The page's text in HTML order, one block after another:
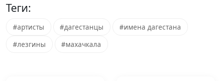
Теги:
#артисты #дагестанцы
#имена дагестана
#лезгины
#махачкала